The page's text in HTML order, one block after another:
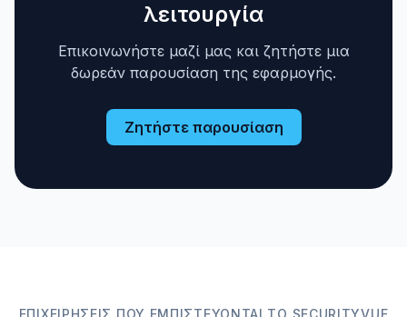
λειτουργία
Επικοινωνήστε μαζί μας και ζητήστε μια
δωρεάν παρουσίαση της εφαρμογής.
Ζητήστε παρουσίαση
ΕΠΙΧΕΙΡΉΣΕΙΣ ΠΟΥ ΕΜΠΙΣΤΕΎΟΝΤΑΙ ΤΟ SECURITYVUE